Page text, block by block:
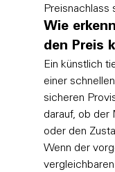
Preisnachlass
Wie
den Preis
Ein künstlich
einer
sicheren
darauf, ob der
oder den
Wenn der